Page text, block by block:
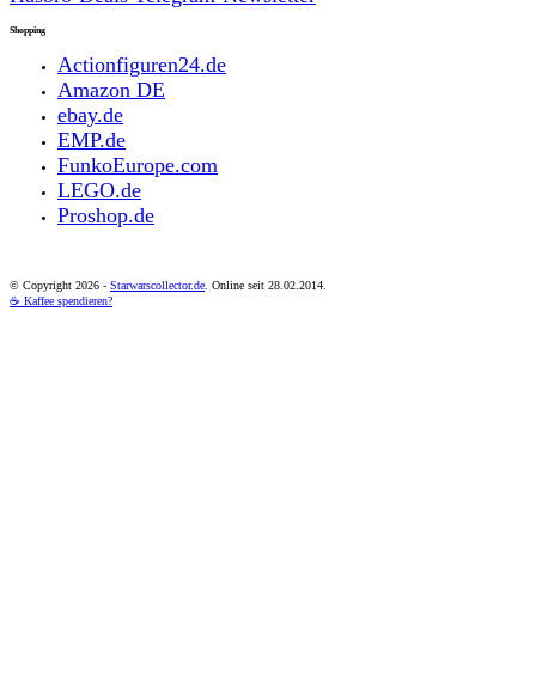
Shopping
Actionfiguren24.de
Amazon DE
ebay.de
EMP.de
FunkoEurope.com
LEGO.de
Proshop.de
© Copyright 2026 - Starwarscollector.de . Online seit 28.02.2014.
☕ Kaffee spendieren?